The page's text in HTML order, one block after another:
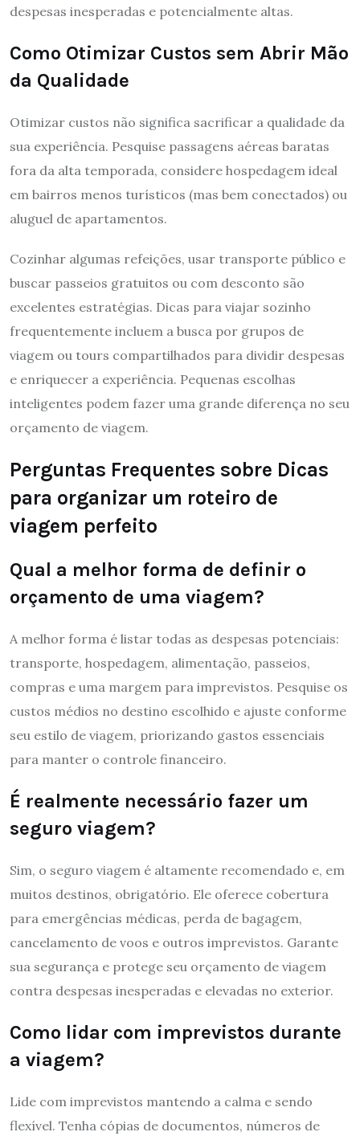
despesas inesperadas e potencialmente altas.
Como Otimizar Custos sem Abrir Mão
da Qualidade
Otimizar custos não significa sacrificar a qualidade da
sua experiência. Pesquise passagens aéreas baratas
fora da alta temporada, considere hospedagem ideal
em bairros menos turísticos (mas bem conectados) ou
aluguel de apartamentos.
Cozinhar algumas refeições, usar transporte público e
buscar passeios gratuitos ou com desconto são
excelentes estratégias. Dicas para viajar sozinho
frequentemente incluem a busca por grupos de
viagem ou tours compartilhados para dividir despesas
e enriquecer a experiência. Pequenas escolhas
inteligentes podem fazer uma grande diferença no seu
orçamento de viagem.
Perguntas Frequentes sobre Dicas
para organizar um roteiro de
viagem perfeito
Qual a melhor forma de definir o
orçamento de uma viagem?
A melhor forma é listar todas as despesas potenciais:
transporte, hospedagem, alimentação, passeios,
compras e uma margem para imprevistos. Pesquise os
custos médios no destino escolhido e ajuste conforme
seu estilo de viagem, priorizando gastos essenciais
para manter o controle financeiro.
É realmente necessário fazer um
seguro viagem?
Sim, o seguro viagem é altamente recomendado e, em
muitos destinos, obrigatório. Ele oferece cobertura
para emergências médicas, perda de bagagem,
cancelamento de voos e outros imprevistos. Garante
sua segurança e protege seu orçamento de viagem
contra despesas inesperadas e elevadas no exterior.
Como lidar com imprevistos durante
a viagem?
Lide com imprevistos mantendo a calma e sendo
flexível. Tenha cópias de documentos, números de